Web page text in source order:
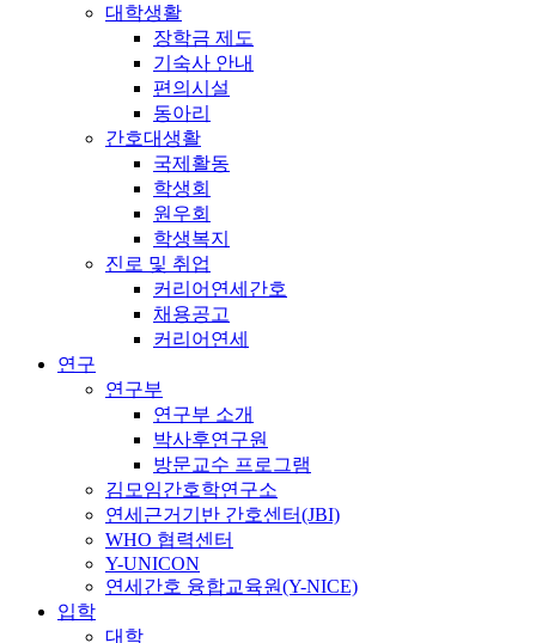
대학생활
장학금 제도
기숙사 안내
편의시설
동아리
간호대생활
국제활동
학생회
원우회
학생복지
진로 및 취업
커리어연세간호
채용공고
커리어연세
연구
연구부
연구부 소개
박사후연구원
방문교수 프로그램
김모임간호학연구소
연세근거기반 간호센터(JBI)
WHO 협력센터
Y-UNICON
연세간호 융합교육원(Y-NICE)
입학
대학